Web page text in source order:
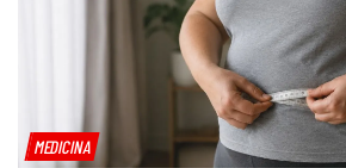
MEDICINA